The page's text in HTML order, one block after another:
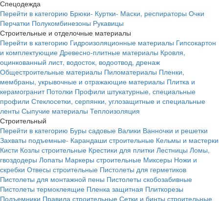
Спецодежда
Перейти в категорию Брюки- Куртки- Маски, респираторы Очки
Перчатки Полукомбинезоны Рукавицы
Строительные и отделочные материалы
Перейти в категорию Гидроизоляционные материалы Гипсокартон
и комплектующие Древесно-плитные материалы Кровля,
оцинкованный лист, водосток, водоотвод, дренаж
Общестроительные материалы Пиломатериалы Пленки,
мембраны, укрывочные и отражающие материалы Плитка и
керамогранит Потолки Профили штукатурные, специальные
профили Стеклосетки, серпянки, углозащитные и специальные
ленты Сыпучие материалы Теплоизоляция
Строительный
Перейти в категорию Буры садовые Валики Ванночки и решетки
Захваты подъемные- Карандаши строительные Кельмы и мастерки
Кисти Козлы строительные Крестики для плитки Лестницы Ломы,
гвоздодеры Лопаты Маркеры строительные Миксеры Ножи и
скребки Отвесы строительные Пистолеты для герметиков
Пистолеты для монтажной пены Пистолеты скобозабивные
Пистолеты термоклеящие Пленка защитная Плиткорезы
Подъемники Правила строительные Сетки и бинты строительные